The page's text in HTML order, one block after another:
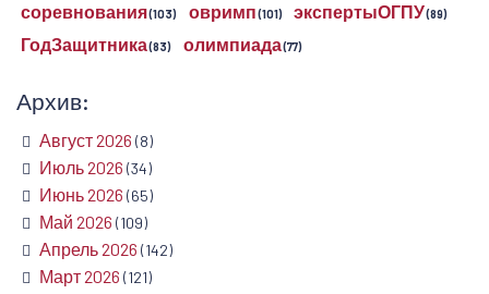
соревнования(103) овримп(101) экспертыОГПУ(89)
ГодЗащитника(83) олимпиада(77)
Архив:
Август 2026 (8)
Июль 2026 (34)
Июнь 2026 (65)
Май 2026 (109)
Апрель 2026 (142)
Март 2026 (121)